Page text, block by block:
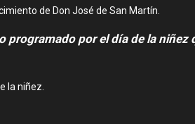
de Don José de San Martín.
por el día de la niñez
la niñez.